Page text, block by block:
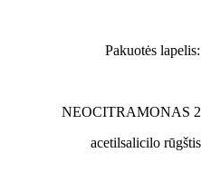
Pakuotės
NEOCITRAMONAS
acetilsalicilo